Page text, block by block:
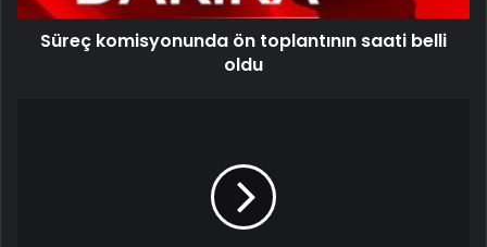
Süreç komisyonunda ön toplantının saati belli
oldu